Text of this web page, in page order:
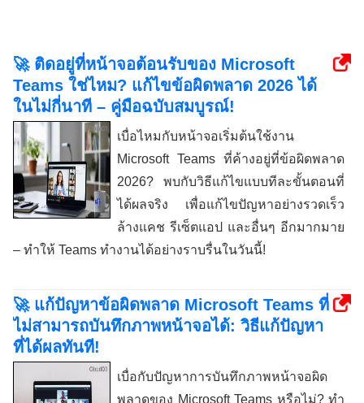
🚀 ติดอยู่ที่หน้าจอต้อนรับของ Microsoft
Teams ใช่ไหม? แก้ไขข้อผิดพลาด 2026 ได้
ในไม่กี่นาที – คู่มือฉบับสมบูรณ์!
เบื่อไหมกับหน้าจอเริ่มต้นใช้งาน
Microsoft Teams ที่ค้างอยู่ที่ข้อผิดพลาด
2026? พบกับวิธีแก้ไขแบบทีละขั้นตอนที่
ได้ผลจริง เพื่อแก้ไขปัญหาอย่างรวดเร็ว
ล้างแคช รีเซ็ตแอป และอื่นๆ อีกมากมาย
– ทำให้ Teams ทำงานได้อย่างราบรื่นในวันนี้!
🚀 แก้ปัญหาข้อผิดพลาด Microsoft Teams ที่
ไม่สามารถบันทึกภาพหน้าจอได้: วิธีแก้ปัญหา
ที่ได้ผลทันที!
เบื่อกับปัญหาการบันทึกภาพหน้าจอผิด
พลาดของ Microsoft Teams หรือไม่? ทำ